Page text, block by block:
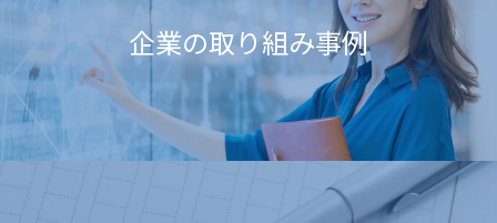
企業の取り組み事例